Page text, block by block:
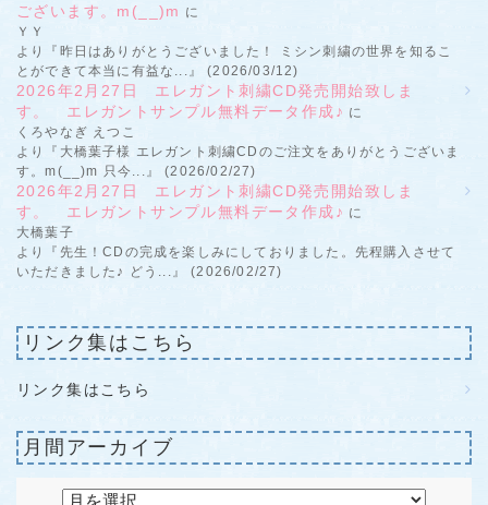
ございます。m(__)m に
ＹＹ
より『昨日はありがとうございました！ ミシン刺繍の世界を知るこ
とができて本当に有益な...』 (2026/03/12)
2026年2月27日 エレガント刺繍CD発売開始致しま
す。 エレガントサンプル無料データ作成♪ に
くろやなぎ えつこ
より『大橋葉子様 エレガント刺繍CDのご注文をありがとうございま
す。m(__)m 只今...』 (2026/02/27)
2026年2月27日 エレガント刺繍CD発売開始致しま
す。 エレガントサンプル無料データ作成♪ に
大橋葉子
より『先生！CDの完成を楽しみにしておりました。先程購入させて
いただきました♪ どう...』 (2026/02/27)
リンク集はこちら
リンク集はこちら
月間アーカイブ